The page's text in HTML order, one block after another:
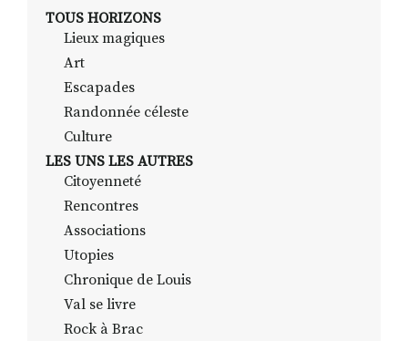
TOUS HORIZONS
Lieux magiques
Art
Escapades
Randonnée céleste
Culture
LES UNS LES AUTRES
Citoyenneté
Rencontres
Associations
Utopies
Chronique de Louis
Val se livre
Rock à Brac